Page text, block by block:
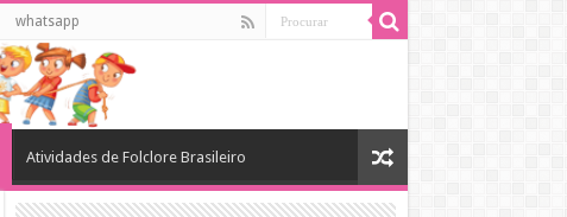
whatsapp
Atividades de Folclore Brasileiro